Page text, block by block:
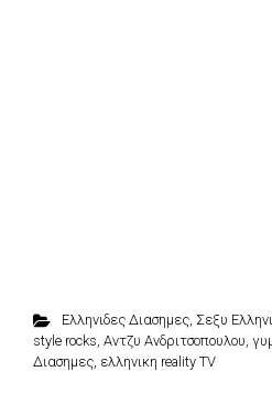
Ελληνιδες Διασημες, Σεξυ
style rocks, Αντζυ Ανδριτσοπουλου,
Διασημες, ελληνικη reality TV